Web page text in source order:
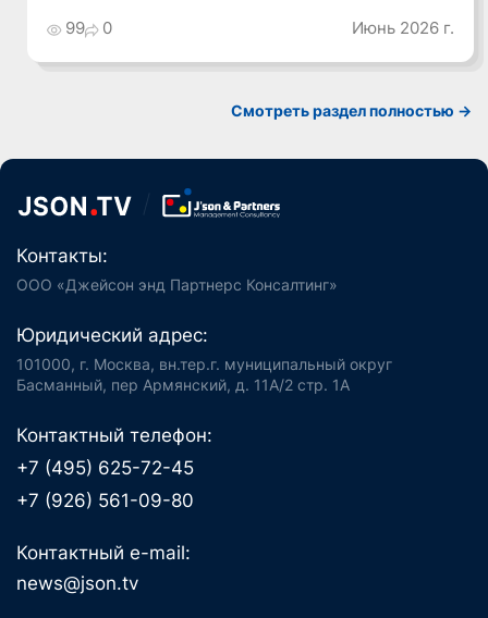
99 0 Июнь 2026 г.
Смотреть раздел полностью ->
Контакты:
ООО «Джейсон энд Партнерс Консалтинг»
Юридический адрес:
101000, г. Москва, вн.тер.г. муниципальный округ
Басманный, пер Армянский, д. 11А/2 стр. 1А
Контактный телефон:
+7 (495) 625-72-45
+7 (926) 561-09-80
Контактный e-mail:
news@json.tv